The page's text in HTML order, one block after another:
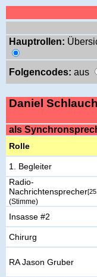
Hauptrollen:
Folgencodes: aus
Daniel Schlauch
als
Rolle
1. Begleiter
Radio-
Nachrichtensprecher
(Stimme)
Insasse #2
Chirurg
RA Jason Gruber